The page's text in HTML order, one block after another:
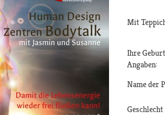
Mit
Ihre
Angaben:
Name der
Geschlecht